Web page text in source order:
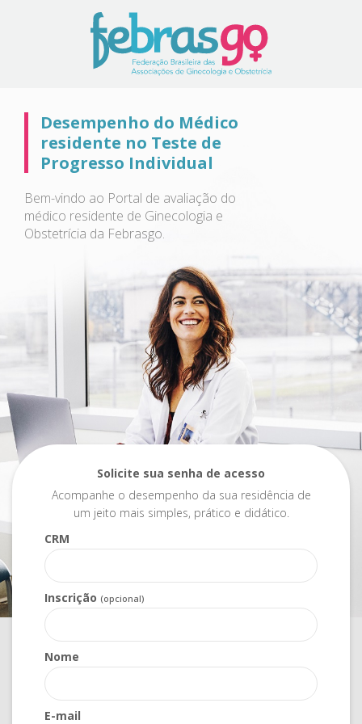
Desempenho do Médico
residente no Teste de
Progresso Individual
Bem-vindo ao Portal de avaliação do
médico residente de Ginecologia e
Obstetrícia da Febrasgo.
Solicite sua senha de acesso
Acompanhe o desempenho da sua residência de
um jeito mais simples, prático e didático.
CRM
Inscrição (opcional)
Nome
E-mail